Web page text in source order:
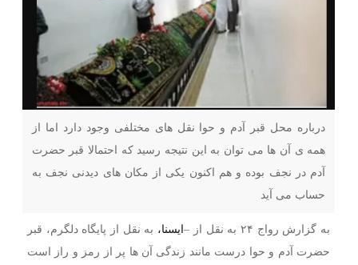
درباره محل قبر آدم و حوا نقل های مختلفی وجود دارد اما از
همه ی آن ها می توان به این نتیجه رسید که احتمالا قبر حضرت
آدم در نجف بوده و هم اکنون یکی از مکان های دیدنی نجف به
حساب می آید
به گزارش رواج ۲۴ به نقل از – ایسنا، به نقل از پایگاه دلگرم، قبر
حضرت آدم و حوا درست مانند زندگی آن ها پر از رمز و راز است